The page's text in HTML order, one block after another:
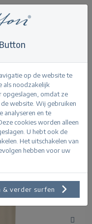
op de website te
als noodzakelijk
opgeslagen, omdat ze
website. Wij gebruiken
analyseren en te
cookies worden alleen
U hebt ook de
Het uitschakelen van
hebben voor uw
& verder surfen